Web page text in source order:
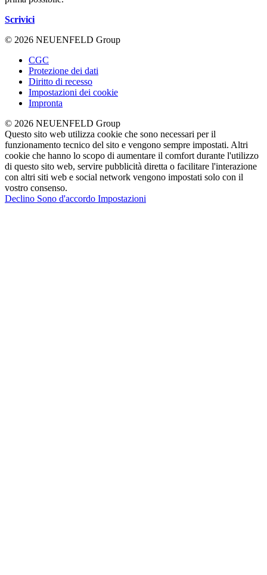
Scrivici
© 2026 NEUENFELD Group
CGC
Protezione dei dati
Diritto di recesso
Impostazioni dei cookie
Impronta
© 2026 NEUENFELD Group
Questo sito web utilizza cookie che sono necessari per il
funzionamento tecnico del sito e vengono sempre impostati. Altri
cookie che hanno lo scopo di aumentare il comfort durante l'utilizzo
di questo sito web, servire pubblicità diretta o facilitare l'interazione
con altri siti web e social network vengono impostati solo con il
vostro consenso.
Declino Sono d'accordo Impostazioni